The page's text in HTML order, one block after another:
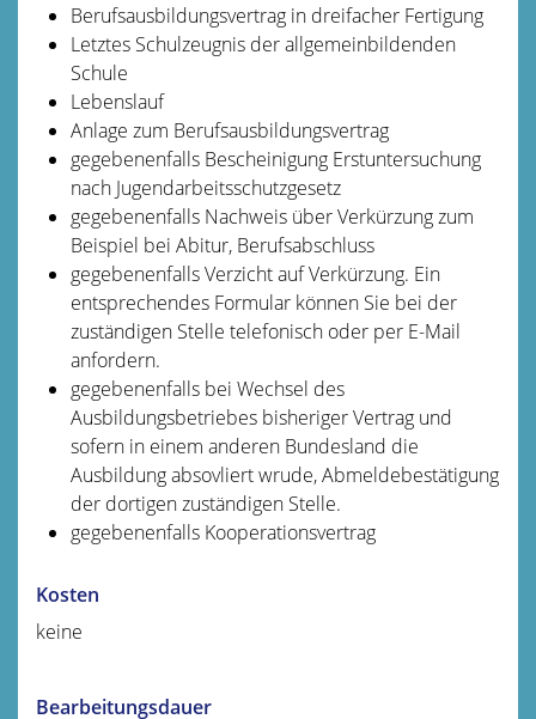
Berufsausbildungsvertrag in dreifacher Fertigung
Letztes Schulzeugnis der allgemeinbildenden
Schule
Lebenslauf
Anlage zum Berufsausbildungsvertrag
gegebenenfalls Bescheinigung Erstuntersuchung
nach Jugendarbeitsschutzgesetz
gegebenenfallsNachweis über Verkürzung zum
Beispiel bei Abitur, Berufsabschluss
gegebenenfallsVerzicht auf Verkürzung. Ein
entsprechendes Formular können Sie bei der
zuständigen Stelle telefonisch oder per E-Mail
anfordern.
gegebenenfallsbei Wechsel des
Ausbildungsbetriebes bisheriger Vertrag und
sofern in einem anderen Bundesland die
Ausbildung absovliert wrude, Abmeldebestätigung
der dortigen zuständigen Stelle.
gegebenenfalls Kooperationsvertrag
Kosten
keine
Bearbeitungsdauer